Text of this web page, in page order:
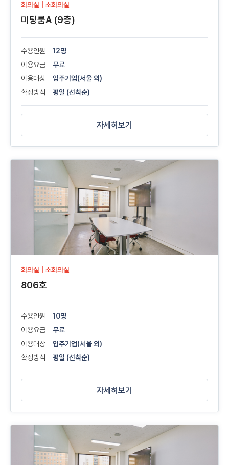
회의실 | 소회의실
미팅룸A (9층)
수용인원
12명
이용요금
무료
이용대상
입주기업(서울 외)
확정방식
평일 (선착순)
자세히보기
회의실 | 소회의실
806호
수용인원
10명
이용요금
무료
이용대상
입주기업(서울 외)
확정방식
평일 (선착순)
자세히보기